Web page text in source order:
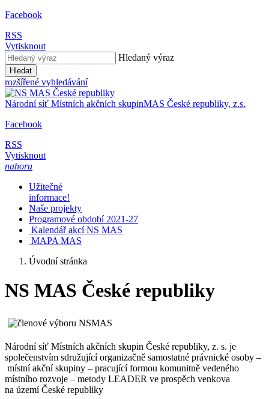
Facebook
RSS
Vytisknout
Hledaný výraz
Hledat
rozšířené vyhledávání
Národní síť Místních akčních skupinMAS České republiky, z.s.
Facebook
RSS
Vytisknout
nahoru
Užitečné
informace!
Naše projekty
Programové období 2021-27
Kalendář akcí NS MAS
MAPA MAS
Úvodní stránka
NS MAS České republiky
Národní síť Místních akčních skupin České republiky, z. s. je
společenstvím sdružující organizačně samostatné právnické osoby –
místní akční skupiny – pracující formou komunitně vedeného
místního rozvoje – metody LEADER ve prospěch venkova
na území České republiky